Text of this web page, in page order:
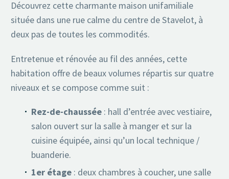
Découvrez cette charmante maison unifamiliale
située dans une rue calme du centre de Stavelot, à
deux pas de toutes les commodités.
Entretenue et rénovée au fil des années, cette
habitation offre de beaux volumes répartis sur quatre
niveaux et se compose comme suit :
Rez-de-chaussée : hall d’entrée avec vestiaire,
salon ouvert sur la salle à manger et sur la
cuisine équipée, ainsi qu’un local technique /
buanderie.
1er étage : deux chambres à coucher, une salle